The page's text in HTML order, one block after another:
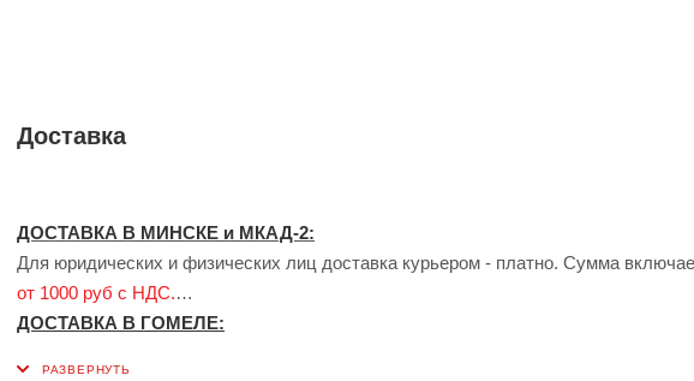
Доставка
ДОСТАВКА В МИНСКЕ и МКАД-2:
Для юридических и физических лиц доставка курьером - платно. Сумма
от 1000 руб с НДС.
ДОСТАВКА В ГОМЕЛЕ: